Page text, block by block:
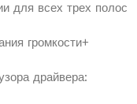
для всех трех полос
громкости+
драйвера: